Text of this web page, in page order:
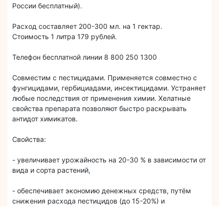
России бесплатный).
Расход составляет 200-300 мл. на 1 гектар.
Стоимость 1 литра 179 рублей.
Телефон бесплатной линии 8 800 250 1300
Совместим с пестицидами. Применяется совместно с
фунгицидами, гербициадами, инсектицидами. Устраняет
любые последствия от применения химии. Хелатные
свойства препарата позволяют быстро раскрывать
антидот химикатов.
Свойства:
- увеличивает урожайность на 20-30 % в зависимости от
вида и сорта растений,
- обеспечивает экономию денежных средств, путём
снижения расхода пестицидов (до 15-20%) и